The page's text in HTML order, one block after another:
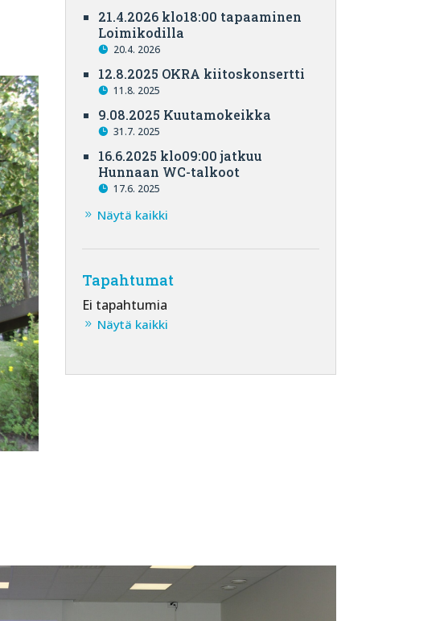
21.4.2026 klo18:00 tapaaminen
Loimikodilla
20.4. 2026
12.8.2025 OKRA kiitoskonsertti
11.8. 2025
9.08.2025 Kuutamokeikka
31.7. 2025
16.6.2025 klo09:00 jatkuu
Hunnaan WC-talkoot
17.6. 2025
Näytä kaikki
Tapahtumat
Ei tapahtumia
Näytä kaikki